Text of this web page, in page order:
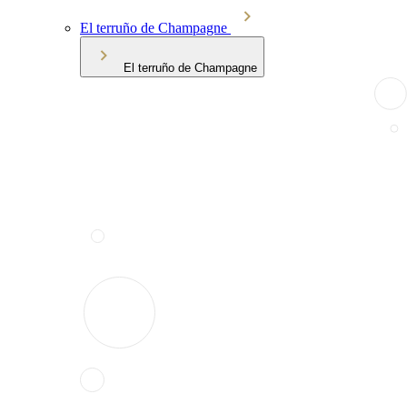
El terruño de Champagne
El terruño de Champagne